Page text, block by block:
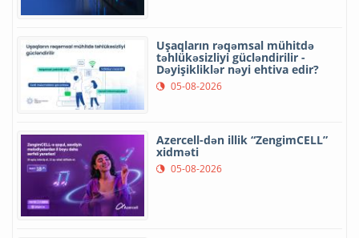
Uşaqların rəqəmsal mühitdə
təhlükəsizliyi gücləndirilir -
Dəyişikliklər nəyi ehtiva edir?
05-08-2026
Azercell-dən illik “ZengimCELL”
xidməti
05-08-2026